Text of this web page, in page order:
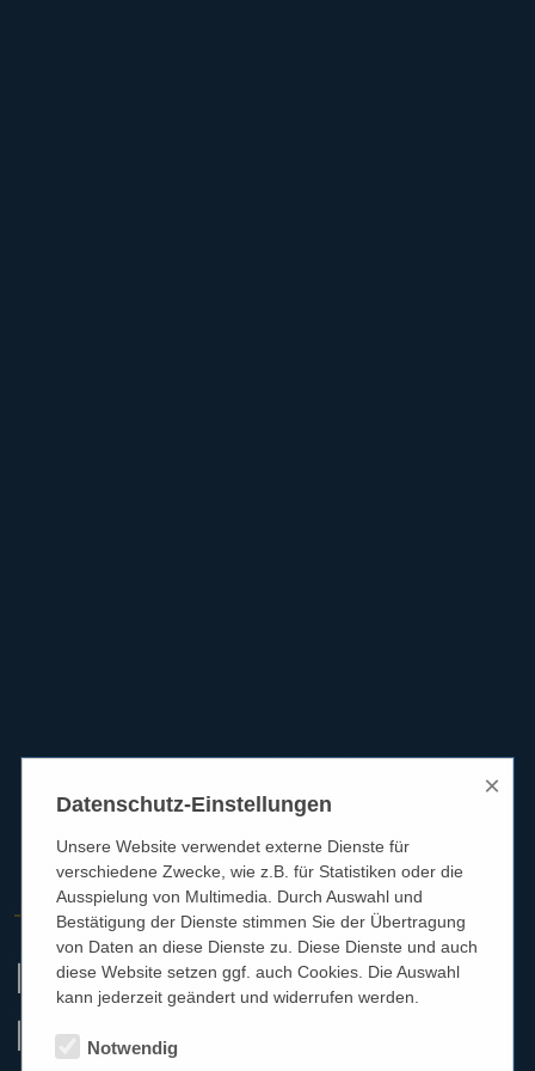
HÖRGERÄTE REICHART
Entdecken Sie die
Lösung für
Datenschutz-Einstellungen
×
Unsere Website verwendet externe Dienste für
verschiedene Zwecke, wie z.B. für Statistiken oder die
Ausspielung von Multimedia. Durch Auswahl und
Bestätigung der Dienste stimmen Sie der Übertragung
von Daten an diese Dienste zu. Diese Dienste und auch
diese Website setzen ggf. auch Cookies. Die Auswahl
kann jederzeit geändert und widerrufen werden.
Notwendig